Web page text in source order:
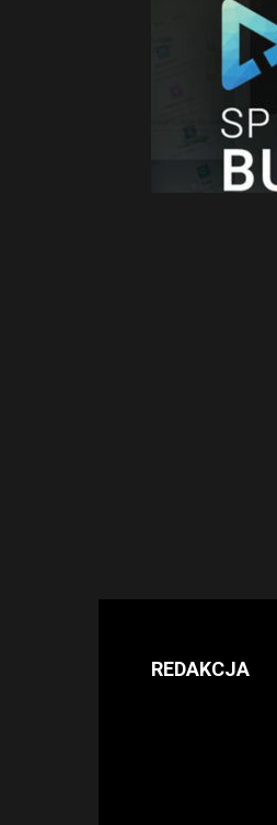
REDAKCJA